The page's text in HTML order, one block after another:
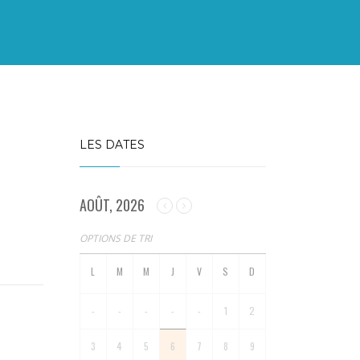
LES DATES
AOÛT, 2026
OPTIONS DE TRI
- - - - - 1 2
3 4 5 6 7 8 9